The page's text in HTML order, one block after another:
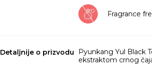
Fragrance
Detaljnije o prizvodu
Pyunkang Yul Black
ekstraktom crnog